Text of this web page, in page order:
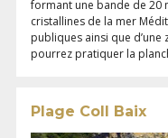
formant une bande de 20
cristallines de la mer
publiques ainsi que d’une
pourrez pratiquer la
Plage Coll Baix